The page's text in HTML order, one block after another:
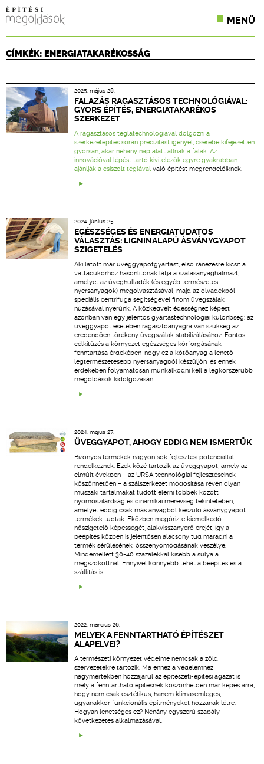
MENÜ
KONFERENCIÁK
CPR TERMÉKKIÍRÁS
ÉPÍTÉSI JOG
ONLINE KÉPZÉSEK
TERVEZÉSI SEGÉDLETEK
CÍMKÉK: ENERGIATAKARÉKOSSÁG
2025. május 28.
FALAZÁS RAGASZTÁSOS TECHNOLÓGIÁVAL:
GYORS ÉPÍTÉS, ENERGIATAKARÉKOS
SZERKEZET
A ragasztásos téglatechnológiával dolgozni a
szerkezetépítés során precizitást igényel, cserébe kifejezetten
gyorsan, akár néhány nap alatt állnak a falak. Az
innovációval lépést tartó kivitelezők egyre gyakrabban
ajánlják a csiszolt téglávalvaló építést megrendelőiknek.
2024. június 25.
EGÉSZSÉGES ÉS ENERGIATUDATOS
VÁLASZTÁS: LIGNINALAPÚ ÁSVÁNYGYAPOT
SZIGETELÉS
Aki látott már üveggyapotgyártást, első ránézésre kicsit a
vattacukorhoz hasonlítónak látja a szálasanyaghalmazt,
amelyet az üveghulladék (és egyéb természetes
nyersanyagok) megolvasztásával, majd az olvadékból
speciális centrifuga segítségével finom üvegszálak
húzásával nyerünk. A közkedvelt édességhez képest
azonban van egy jelentős gyártástechnológiai különbség: az
üveggyapot esetében ragasztóanyagra van szükség az
eredendően törékeny üvegszálak stabilizálásához. Fontos
célkitűzés a környezet egészséges körforgásának
fenntartása érdekében, hogy ez a kötőanyag a lehető
legtermészetesebb nyersanyagból készüljön, és ennek
érdekében folyamatosan munkálkodni kell a legkorszerűbb
megoldások kidolgozásán.
2024. május 27.
ÜVEGGYAPOT, AHOGY EDDIG NEM ISMERTÜK
Bizonyos termékek nagyon sok fejlesztési potenciállal
rendelkeznek. Ezek közé tartozik az üveggyapot, amely az
elmúlt években – az URSA technológiai fejlesztéseinek
köszönhetően – a szálszerkezet módosítása révén olyan
műszaki tartalmakat tudott elérni többek között
nyomószilárdság és dinamikai merevség tekintetében,
amelyet eddig csak más anyagból készülő ásványgyapot
termékek tudtak. Eközben megőrizte kiemelkedő
hőszigetelő képességét, alakvisszanyerő erejét, így a
beépítés közben is jelentősen alacsony tud maradni a
termék sérülésének, összenyomódásának veszélye.
Mindemellett 30-40 százalékkal kisebb a súlya a
megszokottnál. Ennyivel könnyebb tehát a beépítés és a
szállítás is.
2022. március 26.
MELYEK A FENNTARTHATÓ ÉPÍTÉSZET
ALAPELVEI?
A természeti környezet védelme nemcsak a zöld
szervezetekre tartozik. Ma ehhez a védelemhez
nagymértékben hozzájárul az építészeti-építési ágazat is,
mely a fenntartható építésnek köszönhetően már képes arra,
hogy nem csak esztétikus, hanem klímasemleges,
ugyanakkor funkcionális építményeket hozzanak létre.
Hogyan lehetséges ez? Néhány egyszerű szabály
következetes alkalmazásával.